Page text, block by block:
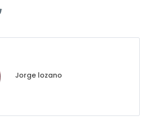
Jorge lozano